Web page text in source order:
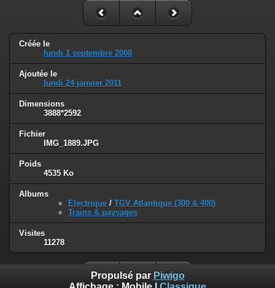
Créée le
lundi 1 septembre 2008
Ajoutée le
lundi 24 janvier 2011
Dimensions
3888*2592
Fichier
IMG_1889.JPG
Poids
4535 Ko
Albums
Electrique / TGV Atlantique (300 & 400)
Trains & paysages
Visites
11278
Propulsé par Piwigo